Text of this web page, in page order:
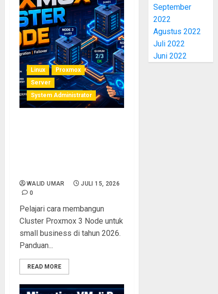
Linux
Proxmox
Server
System Administrator
WALID UMAR
JULI 15, 2026
0
Pelajari cara membangun
Cluster Proxmox 3 Node untuk
small business di tahun 2026.
Panduan...
READ MORE
September
2022
Agustus 2022
Juli 2022
Juni 2022